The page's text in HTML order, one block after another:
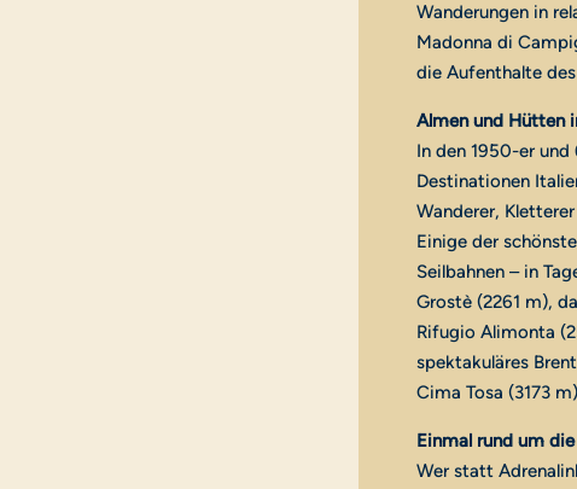
Wanderungen in
Madonna di
die Aufenthalte
Almen und Hütten
In den 1950-er
Destinationen
Wanderer,
Einige der
Seilbahnen – in
Grostè (2261 m),
Rifugio Alimonta
spektakuläres
Cima Tosa (3173
Einmal rund um
Wer statt